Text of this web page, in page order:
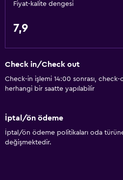
Erişilebilirlik ve uygunluk
Engellilere uygun duş
Duş sandalyesi
Alçak banyo lavabosu
Alçak lavabo
Tüysüz yastık
Fiyat-kalite dengesi
7,9
Check in/Check out
Check-in işlemi 14:00 sonrası,
herhangi bir saatte yapılabilir
İptal/ön ödeme
İptal/ön ödeme politikaları oda
değişmektedir.